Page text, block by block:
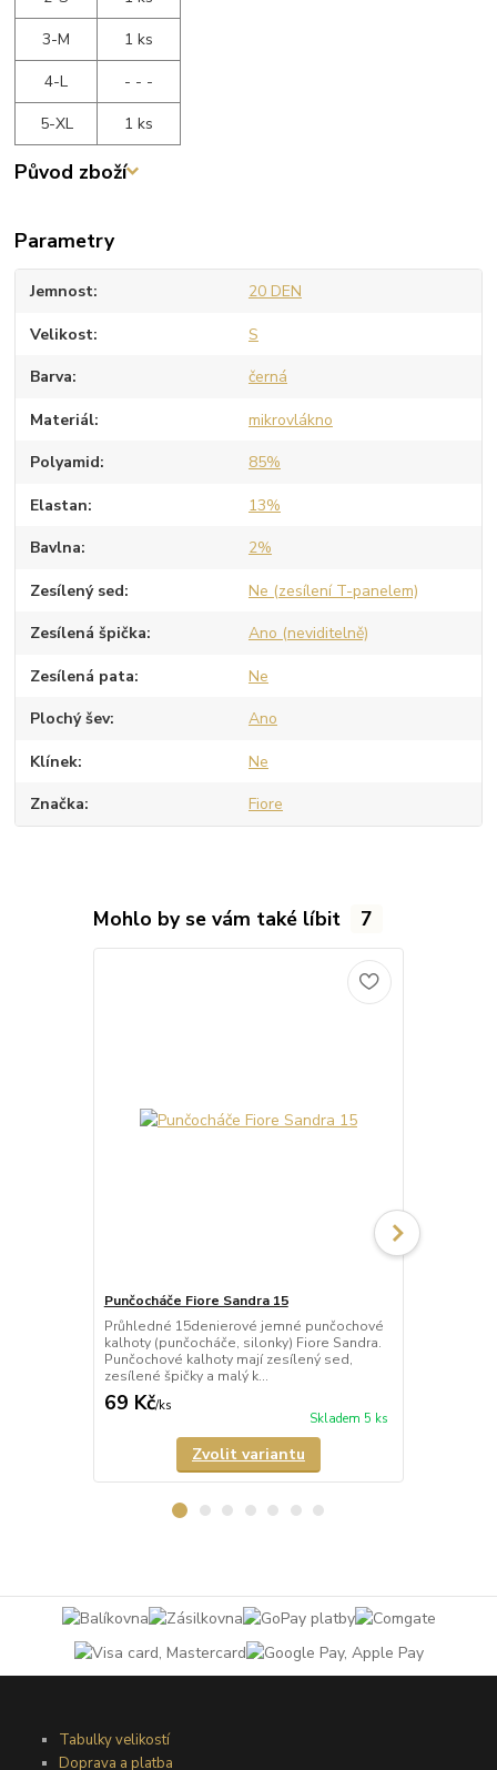
3-M
1 ks
4-L
- - -
5-XL
1 ks
Původ zboží
Parametry
Jemnost 20 DEN
Velikost S
Barva černá
Materiál mikrovlákno
Polyamid 85%
Elastan 13%
Bavlna 2%
Zesílený sed Ne (zesílení T-panelem)
Zesílená špička Ano (neviditelně)
Zesílená pata Ne
Plochý šev Ano
Klínek Ne
Značka Fiore
Mohlo by se vám také líbit 7
Punčocháče Fiore Sandra 15
Průhledné 15denierové jemné punčochové
kalhoty (punčocháče, silonky) Fiore Sandra.
Punčochové kalhoty mají zesílený sed,
zesílené špičky a malý k...
69 Kč/ks
Skladem 5 ks
Zvolit variantu
Tabulky velikostí
Doprava a platba